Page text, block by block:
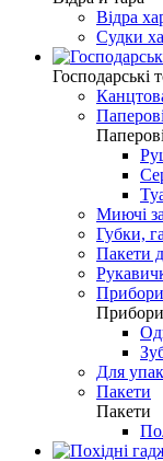
Відра
Судки
Господарські
Миючі
Губки,
Пакети
Прибори
Прибори
Для
Пакети
Пакети